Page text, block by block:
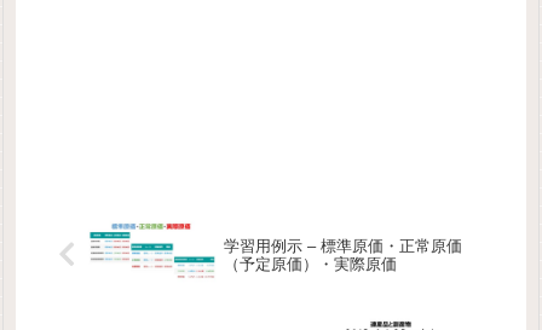
学習用例示 – 標準原価・正常原価
（予定原価）・実際原価